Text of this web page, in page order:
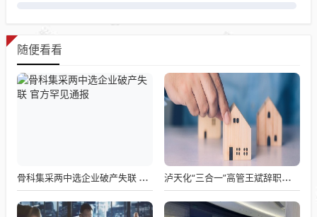
随便看看
骨科集采两中选企业破产失联 官方罕见通报 泸天化“三合一”高管王斌辞职：高管变动叠加财务、业绩双重压力，公司进入阶段性调整期